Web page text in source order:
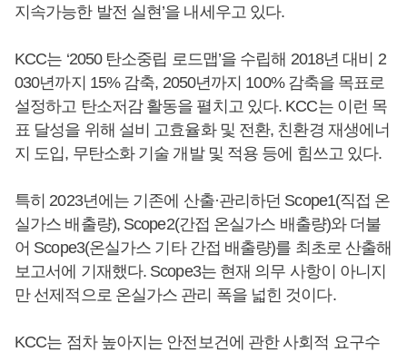
지속가능한 발전 실현’을 내세우고 있다.
KCC는 ‘2050 탄소중립 로드맵’을 수립해 2018년 대비 2
030년까지 15% 감축, 2050년까지 100% 감축을 목표로
설정하고 탄소저감 활동을 펼치고 있다. KCC는 이런 목
표 달성을 위해 설비 고효율화 및 전환, 친환경 재생에너
지 도입, 무탄소화 기술 개발 및 적용 등에 힘쓰고 있다.
특히 2023년에는 기존에 산출·관리하던 Scope1(직접 온
실가스 배출량), Scope2(간접 온실가스 배출량)와 더불
어 Scope3(온실가스 기타 간접 배출량)를 최초로 산출해
보고서에 기재했다. Scope3는 현재 의무 사항이 아니지
만 선제적으로 온실가스 관리 폭을 넓힌 것이다.
KCC는 점차 높아지는 안전보건에 관한 사회적 요구수